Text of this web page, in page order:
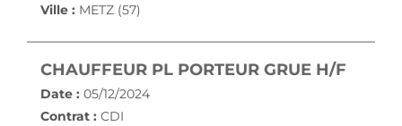
Ville : METZ (57)
CHAUFFEUR PL PORTEUR GRUE H/F
Date : 05/12/2024
Contrat : CDI